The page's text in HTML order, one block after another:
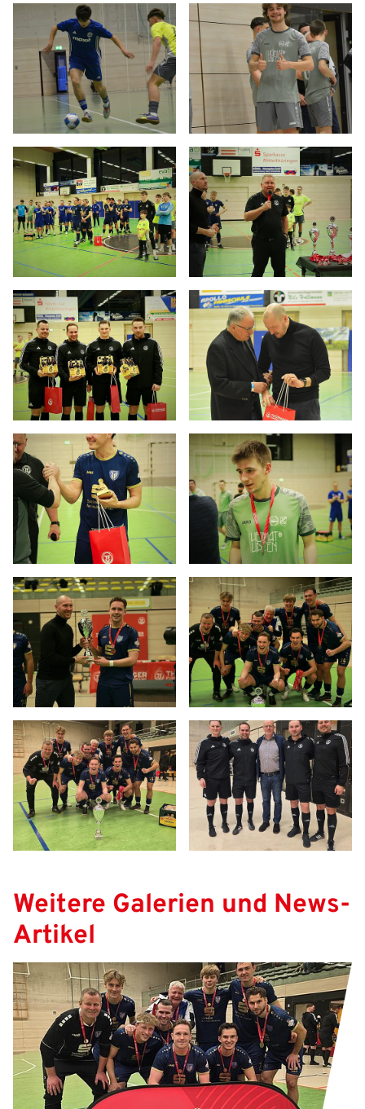
Weitere Galerien und News-
Artikel